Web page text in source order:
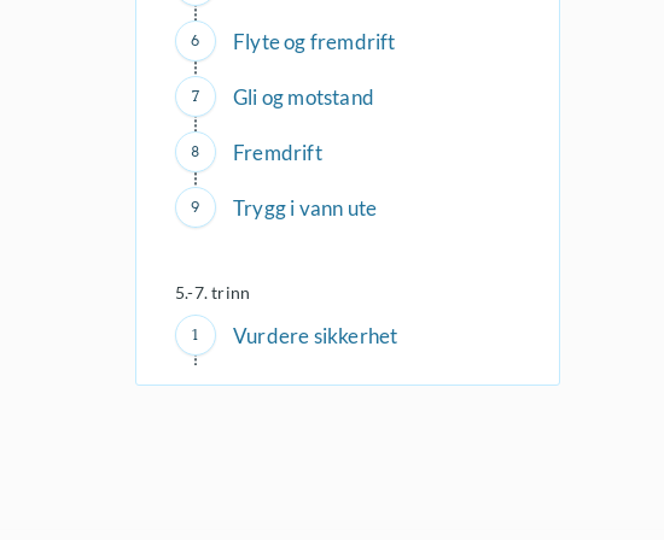
Flyte og fremdrift
Gli og motstand
Fremdrift
Trygg i vann ute
5.-7. trinn
Vurdere sikkerhet